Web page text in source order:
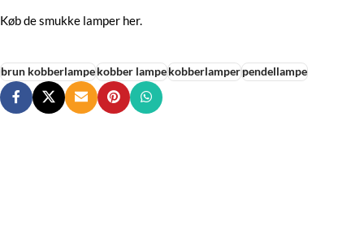
Køb de smukke lamper her.
brun kobberlampekobber lampekobberlamperpendellampe